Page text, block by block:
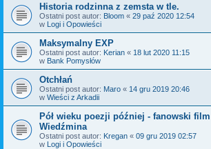
Historia rodzinna z zemsta w tle.
Ostatni post autor: Bloom « 29 paź 2020 12:54
w Logi i Opowieści
Maksymalny EXP
Ostatni post autor: Kerian « 18 lut 2020 11:15
w Bank Pomysłów
Otchłań
Ostatni post autor: Maro « 14 gru 2019 20:46
w Wieści z Arkadii
Pół wieku poezji później - fanowski
Wiedźmina
Ostatni post autor: Kregan « 09 gru 2019 02:57
w Logi i Opowieści